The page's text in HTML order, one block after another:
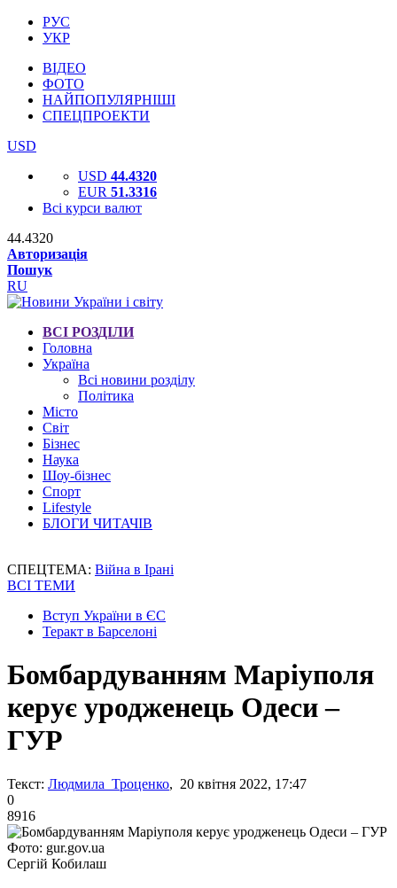
РУС
УКР
ВІДЕО
ФОТО
НАЙПОПУЛЯРНІШІ
СПЕЦПРОЕКТИ
USD
USD 44.4320
EUR 51.3316
Всі курси валют
44.4320
Авторизація
Пошук
RU
ВСІ РОЗДІЛИ
Головна
Україна
Всі новини розділу
Політика
Місто
Світ
Бізнес
Наука
Шоу-бізнес
Спорт
Lifestyle
БЛОГИ ЧИТАЧІВ
СПЕЦТЕМА: Війна в Ірані
ВСІ ТЕМИ
Вступ України в ЄС
Теракт в Барселоні
Бомбардуванням Маріуполя
керує уродженець Одеси –
ГУР
Текст: Людмила Троценко, 20 квітня 2022, 17:47
0
8916
Фото: gur.gov.ua
Сергій Кобилаш